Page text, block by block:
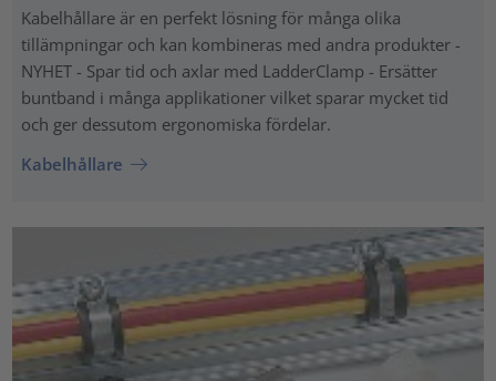
Kabelhållare är en perfekt lösning för många olika
tillämpningar och kan kombineras med andra produkter -
NYHET - Spar tid och axlar med LadderClamp - Ersätter
buntband i många applikationer vilket sparar mycket tid
och ger dessutom ergonomiska fördelar.
Kabelhållare